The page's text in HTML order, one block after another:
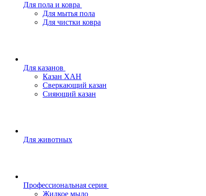
Для пола и ковра
Для мытья пола
Для чистки ковра
Для казанов
Казан ХАН
Сверкающий казан
Сияющий казан
Для животных
Профессиональная серия
Жидкое мыло